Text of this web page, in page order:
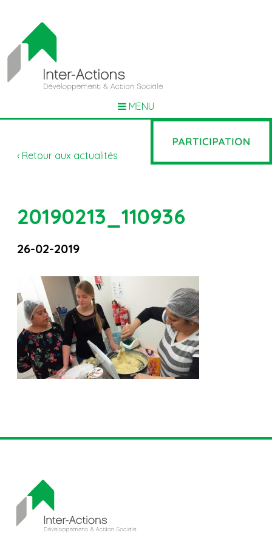
MENU
‹ Retour aux actualités
20190213_110936
26-02-2019